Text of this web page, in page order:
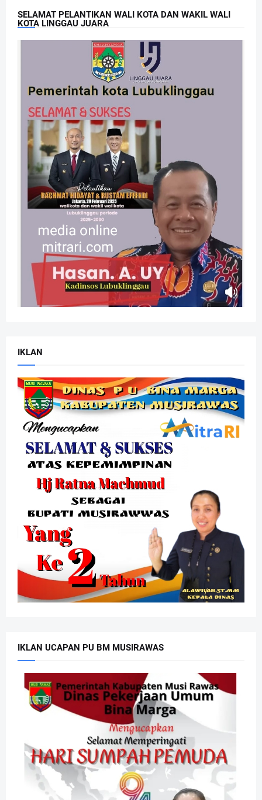
SELAMAT PELANTIKAN WALI KOTA DAN WAKIL WALI
KOTA LINGGAU JUARA
IKLAN
IKLAN UCAPAN PU BM MUSIRAWAS